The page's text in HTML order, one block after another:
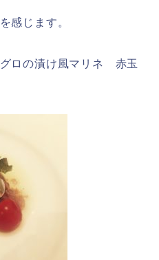
感じます。
ロの漬け風マリネ 赤玉